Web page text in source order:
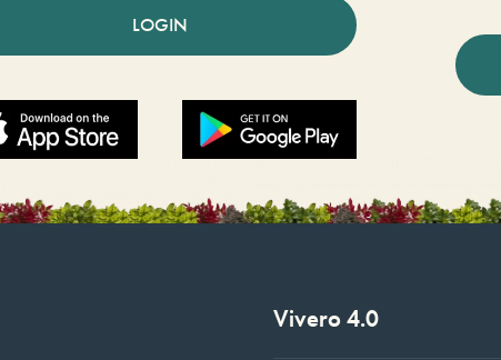
LOGIN
Vivero 4.0